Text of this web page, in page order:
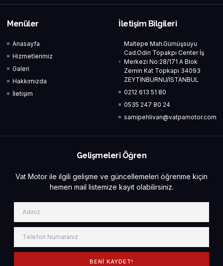
Menüler
Anasayfa
Hizmetlerimiz
Galeri
Hakkımızda
İletişim
İletişim Bilgileri
Maltepe Mah.Gümüşsuyu
Cad.Odin Topakpı Center İş
Merkezi No:28/171 A Blok
Zemin Kat Topkapı 34093
ZEYTİNBURNU/İSTANBUL
0212 613 51 80
0535 247 80 24
samipehlivan@vatpamotor.com
Gelişmeleri Öğren
Vat Motor ile ilgili gelişme ve güncellemeleri öğrenme kiçin
hemen mail listemize kayıt olabilirsiniz.
BENI KAYDET!